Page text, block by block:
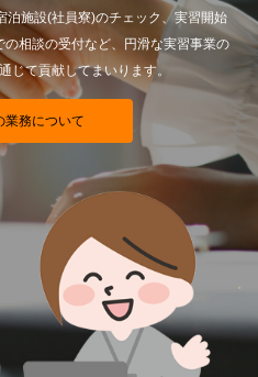
泊施設(社員寮)のチェック、実習開始
相談の受付など、円滑な実習事業の
じて貢献してまいります。
業務について